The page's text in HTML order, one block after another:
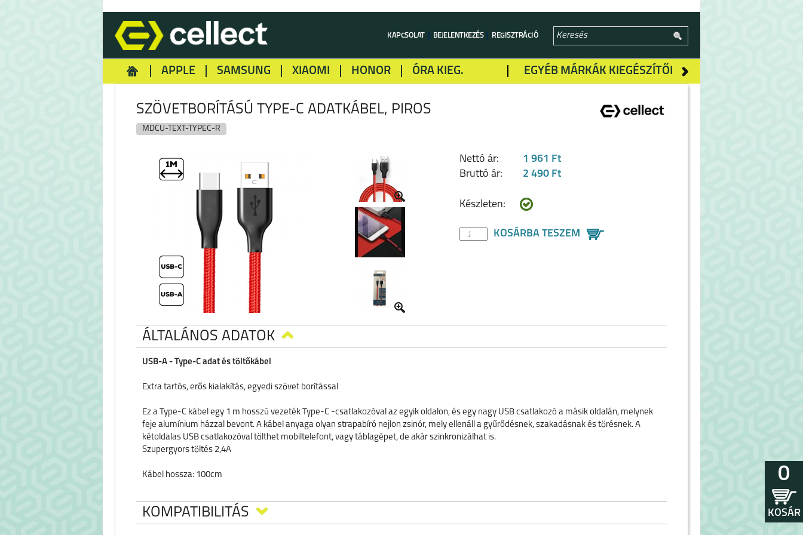
KAPCSOLAT BEJELENTKEZÉS REGISZTRÁCIÓ
EGYÉB MÁRKÁK KIEGÉSZÍTŐI
APPLE SAMSUNG XIAOMI HONOR ÓRA KIEG.
SZÖVETBORÍTÁSÚ TYPE-C ADATKÁBEL, PIROS
MDCU-TEXT-TYPEC-R
Nettó ár:
1 961 Ft
Bruttó ár:
2 490 Ft
Készleten:
KOSÁRBA TESZEM
ÁLTALÁNOS ADATOK
USB-A - Type-C adat és töltőkábel
Extra tartós, erős kialakítás, egyedi szövet borítással
Ez a Type-C kábel egy 1 m hosszú vezeték Type-C -csatlakozóval az egyik oldalon, és egy nagy USB csatlakozó a másik oldalán, melynek
feje alumínium házzal bevont. A kábel anyaga olyan strapabíró nejlon zsinór, mely ellenáll a gyűrődésnek, szakadásnak és törésnek. A
kétoldalas USB csatlakozóval tölthet mobiltelefont, vagy táblagépet, de akár szinkronizálhat is.
Szupergyors töltés 2,4A
Kábel hossza: 100cm
KOMPATIBILITÁS
0
KOSÁR